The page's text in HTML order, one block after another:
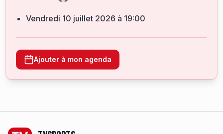
vendredi 10 juillet 2026 à 19:00
Ajouter à mon agenda